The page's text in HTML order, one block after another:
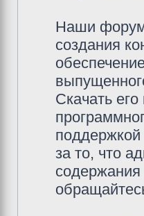
Наши
создания
Скачать
поддержкой
за то, что